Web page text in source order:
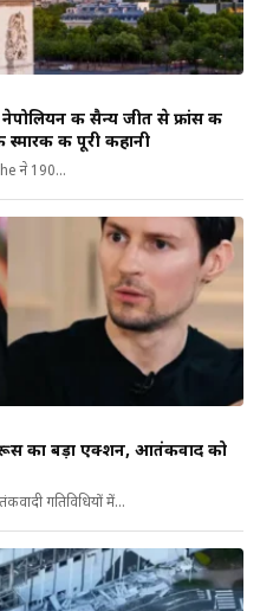
की सैन्य जीत से फ्रांस की
स्मारक की पूरी कहानी
ने 190...
का बड़ा एक्शन, आतंकवाद को
गतिविधियों में...